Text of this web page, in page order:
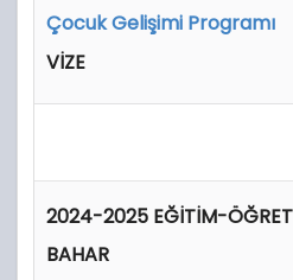
Çocuk Gelişimi Programı
VİZE
2024-2025 EĞİTİM-
BAHAR